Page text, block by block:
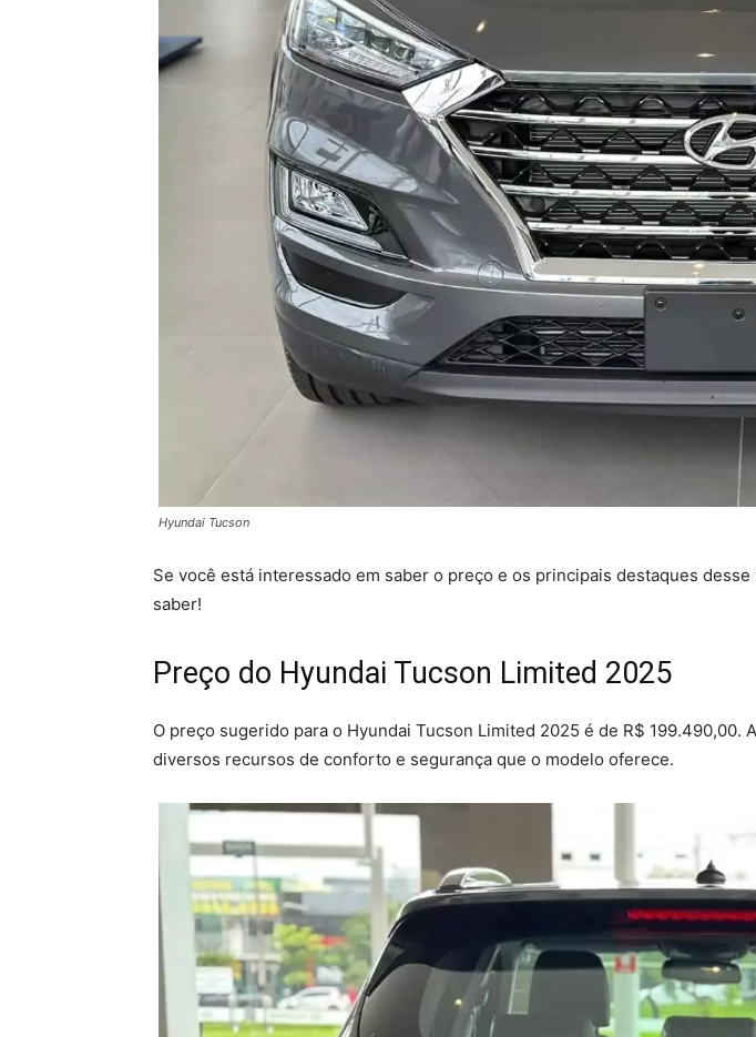
Hyundai Tucson
Se você está interessado em saber o preço e os principais destaques
saber!
Preço do Hyundai Tucson Limited 2025
O preço sugerido para o Hyundai Tucson Limited 2025 é de R$
diversos recursos de conforto e segurança que o modelo oferece.